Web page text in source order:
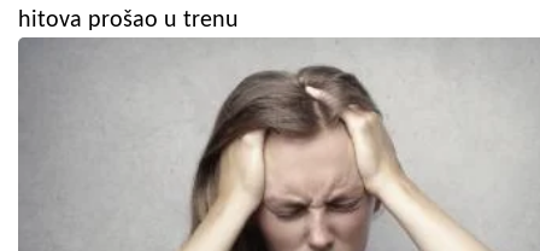
hitova prošao u trenu